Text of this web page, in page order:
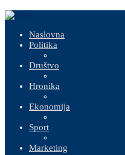
Naslovna
Politika
Društvo
Hronika
Ekonomija
Sport
Marketing